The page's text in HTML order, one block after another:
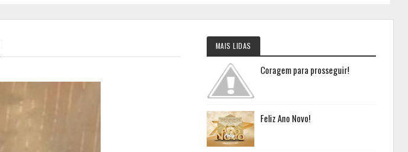
MAIS LIDAS
Coragem para prosseguir!
Feliz Ano Novo!